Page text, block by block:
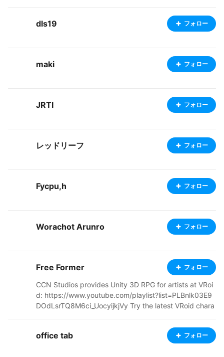
dls19 フォロー
maki フォロー
JRTI フォロー
レッドリーフ フォロー
Fycpu,h フォロー
Worachot Arunro フォロー
Free Former フォロー
CCN Studios provides Unity 3D RPG for artists at VRoi
d: https://www.youtube.com/playlist?list=PLBnlk03E9
DOdLsrTQ8M6ci_UocyijkjVy Try the latest VRoid chara
dule Overview of the new Free Form Programming Lan
guage which synthesizes these RPGs: https://www.you
office tab フォロー